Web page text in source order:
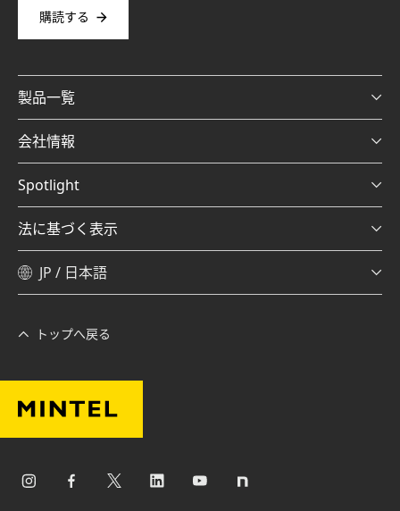
購読する
製品一覧
会社情報
Spotlight
法に基づく表示
JP / 日本語
トップへ戻る